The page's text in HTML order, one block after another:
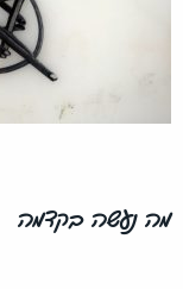
מה נעשה בקדמה